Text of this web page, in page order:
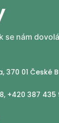
se nám
370 01 České
+420 387 435